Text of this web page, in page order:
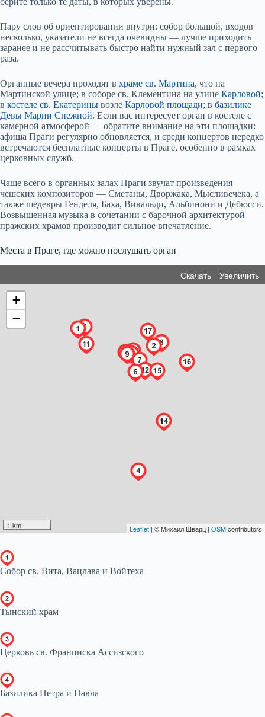
Пару слов об ориентировании внутри: собор большой, входов
несколько, указатели не всегда очевидны — лучше приходить
заранее и не рассчитывать быстро найти нужный зал с первого
раза.
Органные вечера проходят в храме св. Мартина, что на
Мартинской улице; в соборе св. Клементина на улице Карловой;
в костеле св. Екатерины возле Карловой площади; в базилике
Девы Марии Снежной. Если вас интересует орган в костеле с
камерной атмосферой — обратите внимание на эти площадки:
афиша Праги регулярно обновляется, и среди концертов нередко
встречаются бесплатные концерты в Праге, особенно в рамках
церковных служб.
Чаще всего в органных залах Праги звучат произведения
чешских композиторов — Сметаны, Дворжака, Мысливечека, а
также шедевры Генделя, Баха, Вивальди, Альбинони и Дебюсси.
Возвышенная музыка в сочетании с барочной архитектурой
пражских храмов производит сильное впечатление.
Места в Праге, где можно послушать орган
Скачать Увеличить
Собор св. Вита, Вацлава и Войтеха
Тынский храм
Церковь св. Франциска Ассизского
Базилика Петра и Павла